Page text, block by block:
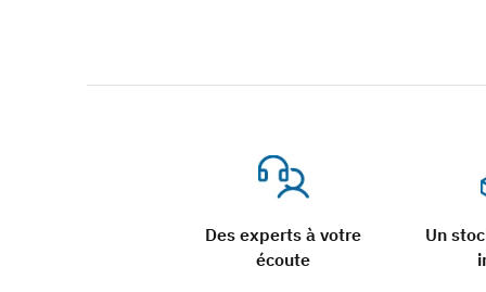
Des experts à votre
écoute
Un